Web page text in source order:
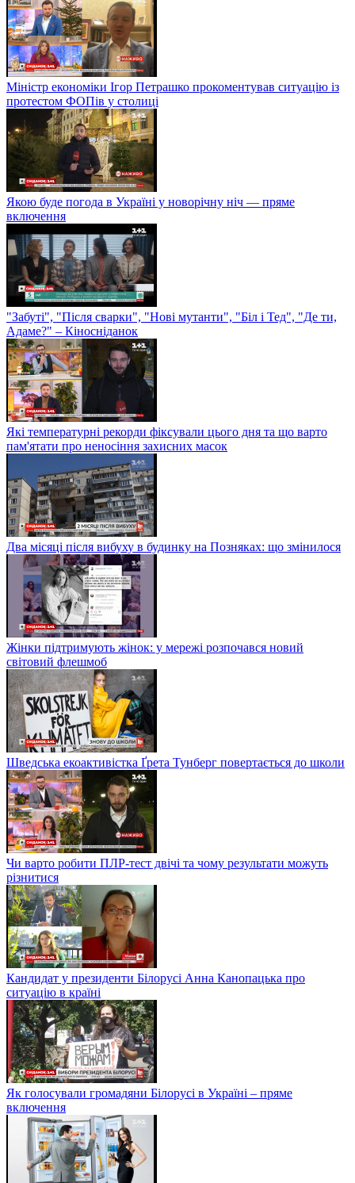
Міністр економіки Ігор Петрашко прокоментував ситуацію із
протестом ФОПів у столиці
Якою буде погода в Україні у новорічну ніч — пряме
включення
"Забуті", "Після сварки", "Нові мутанти", "Біл і Тед", "Де ти,
Адаме?" – Кіносніданок
Які температурні рекорди фіксували цього дня та що варто
пам'ятати про неносіння захисних масок
Два місяці після вибуху в будинку на Позняках: що змінилося
Жінки підтримують жінок: у мережі розпочався новий
світовий флешмоб
Шведська екоактивістка Ґрета Тунберг повертається до школи
Чи варто робити ПЛР-тест двічі та чому результати можуть
різнитися
Кандидат у президенти Білорусі Анна Канопацька про
ситуацію в країні
Як голосували громадяни Білорусі в Україні – пряме
включення